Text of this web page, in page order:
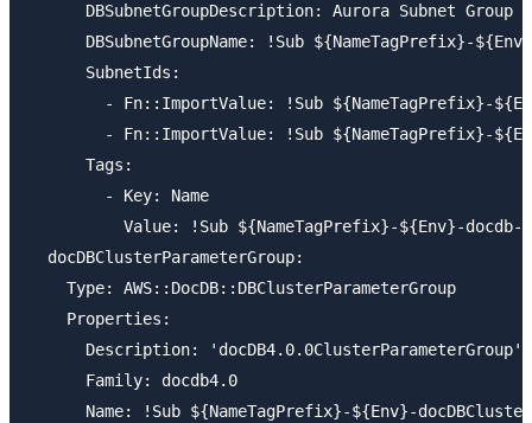
      DBSubnetGroupDescription: Aurora Subnet Group
DBSubnetGroupName: !Sub ${NameTagPrefix}-
      SubnetIds:
- Fn::ImportValue: !Sub ${NameTagPrefix}-
- Fn::ImportValue: !Sub ${NameTagPrefix}-
      Tags:
        - Key: Name
Value: !Sub ${NameTagPrefix}-${Env}-docdb-
  docDBClusterParameterGroup:
    Type: AWS::DocDB::DBClusterParameterGroup
    Properties:
      Description: 'docDB4.0.0ClusterParameterGroup'
      Family: docdb4.0
Name: !Sub ${NameTagPrefix}-${Env}-